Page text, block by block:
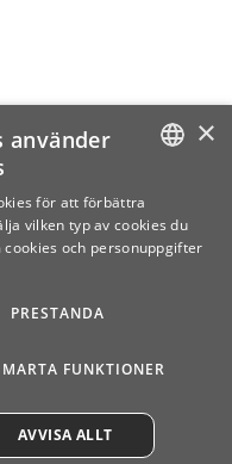
SWEDISH
×
använder
för att förbättra
vilken typ av cookies du
cookies och personuppgifter
PRESTANDA
FUNKTIONER
AVVISA ALLT